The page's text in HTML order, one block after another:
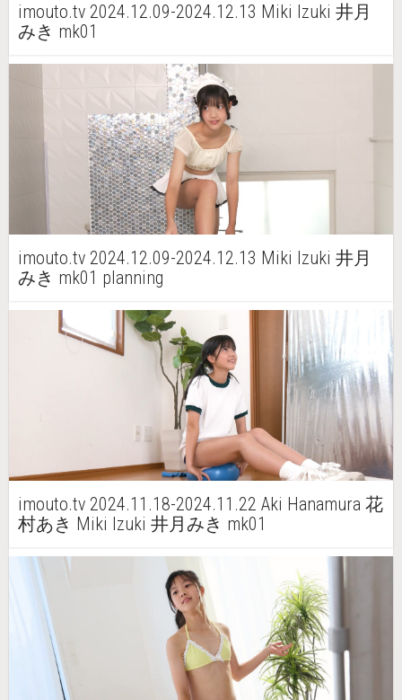
imouto.tv 2024.12.09-2024.12.13 Miki Izuki 井月
みき mk01
imouto.tv 2024.12.09-2024.12.13 Miki Izuki 井月
みき mk01 planning
imouto.tv 2024.11.18-2024.11.22 Aki Hanamura 花
村あき Miki Izuki 井月みき mk01